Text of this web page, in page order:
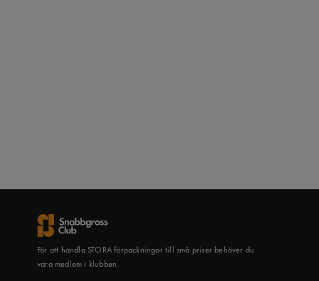
För att handla STORA förpackningar till små priser behöver du
vara medlem i klubben.